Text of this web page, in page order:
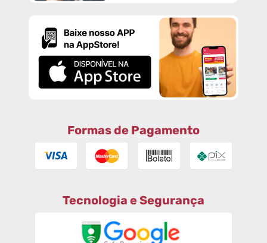
Formas de Pagamento
Tecnologia e Segurança